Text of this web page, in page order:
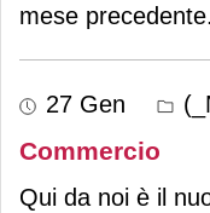
mese precedente.
27 Gen
Commercio
Qui da noi è il